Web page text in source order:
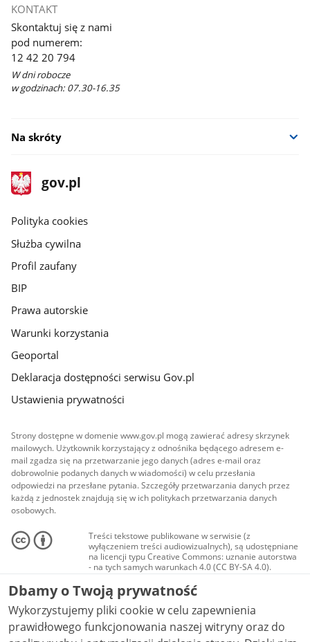
KONTAKT
Skontaktuj się z nami
pod numerem:
12 42 20 794
W dni robocze
w godzinach: 07.30-16.35
Na skróty
stopka
gov.pl
Strona
gov.pl
gov.pl
Polityka cookies
Służba cywilna
Profil zaufany
BIP
Prawa autorskie
Warunki korzystania
Geoportal
Deklaracja dostępności serwisu Gov.pl
Ustawienia prywatności
Strony dostępne w domenie www.gov.pl mogą zawierać adresy skrzynek
mailowych. Użytkownik korzystający z odnośnika będącego adresem e-
mail zgadza się na przetwarzanie jego danych (adres e-mail oraz
dobrowolnie podanych danych w wiadomości) w celu przesłania
odpowiedzi na przesłane pytania. Szczegóły przetwarzania danych przez
każdą z jednostek znajdują się w ich politykach przetwarzania danych
osobowych.
Treści tekstowe publikowane w serwisie (z
wyłączeniem treści audiowizualnych), są udostępniane
na licencji typu Creative Commons: uznanie autorstwa
- na tych samych warunkach 4.0 (CC BY-SA 4.0).
Materiały audiowizualne, w tym zdjęcia, materiały
audio i wideo, są udostępniane na licencji typu
Creative Commons: uznanie autorstwa użycie
niekomercyjne - bez utworów zależnych 4.0 (CC BY-
NC-ND 4.0), o ile nie jest to stwierdzone inaczej.
Dbamy o Twoją prywatność
Wykorzystujemy pliki cookie w celu zapewnienia
prawidłowego funkcjonowania naszej witryny oraz do